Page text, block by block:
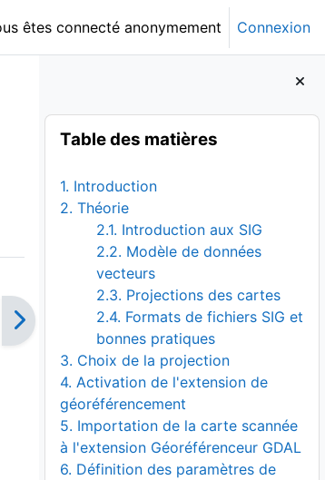
êtes connecté anonymement Connexion
Blocs
Passer Table des matières
Table des matières
1. Introduction
2. Théorie
2.1. Introduction aux SIG
2.2. Modèle de données
vecteurs
2.3. Projections des cartes
2.4. Formats de fichiers SIG et
bonnes pratiques
3. Choix de la projection
4. Activation de l'extension de
géoréférencement
5. Importation de la carte scannée
à l'extension Géoréférenceur GDAL
6. Définition des paramètres de